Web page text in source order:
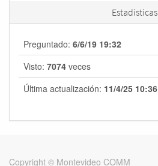
Estadísticas
Preguntado: 6/6/19 19:32
Visto: 7074 veces
Última actualización: 11/4/25 10:36
Copyright © Montevideo COMM